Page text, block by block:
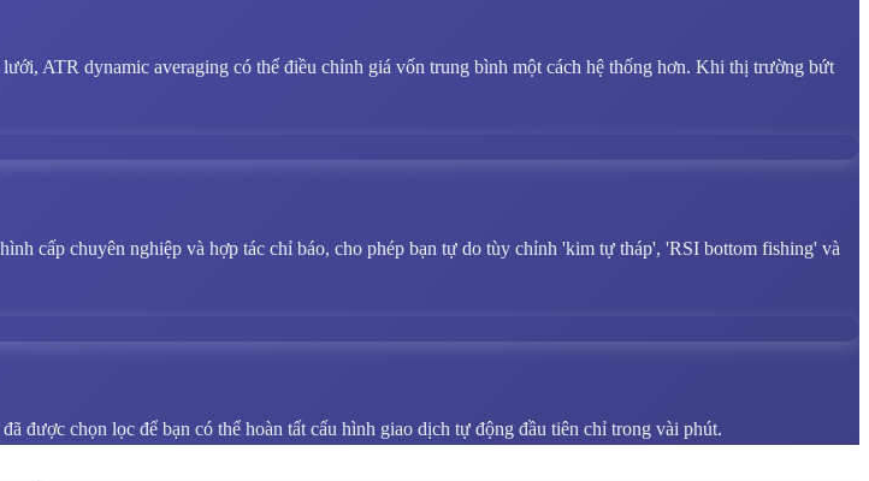
ATR dynamic averaging có thể điều chỉnh giá vốn trung bình một cách hệ thống hơn. Khi thị trường bứt
cấp chuyên nghiệp và hợp tác chỉ báo, cho phép bạn tự do tùy chỉnh 'kim tự tháp', 'RSI bottom fishing' và
được chọn lọc để bạn có thể hoàn tất cấu hình giao dịch tự động đầu tiên chỉ trong vài phút.